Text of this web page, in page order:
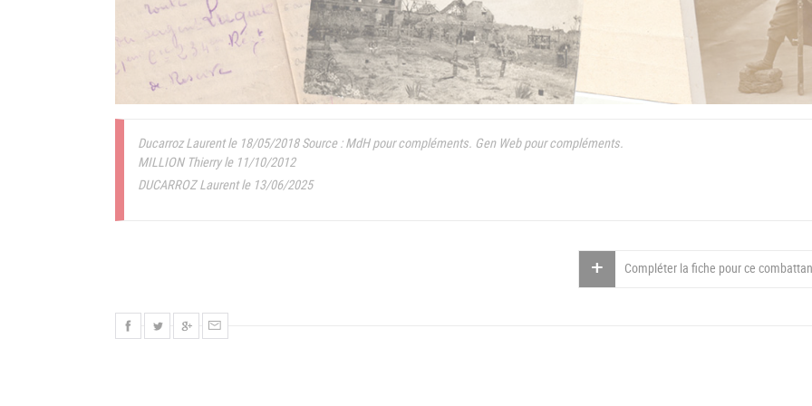
Ducarroz Laurent le 18/05/2018Source : MdH pour compléments. Gen Web pour compléments.
MILLION Thierry le 11/10/2012
DUCARROZ Laurent le 13/06/2025
Compléter la fiche pour ce